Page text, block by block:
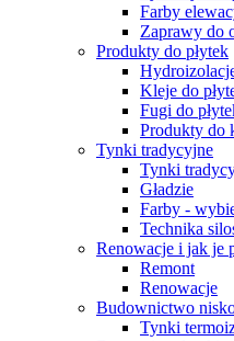
Farby
Zaprawy do
Produkty do płytek
Kleje do
Fugi do
Produkty do
Tynki tradycyjne
Tynki
Gładzie
Farby -
Technika
Renowacje i jak je
Remont
Renowacje
Budownictwo
Tynki